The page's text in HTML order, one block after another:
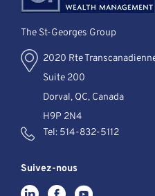
The St-Georges Group
2020 Rte
Suite 200
Dorval, QC, Canada
H9P 2N4
Tel: 514-832-5112
Suivez-nous